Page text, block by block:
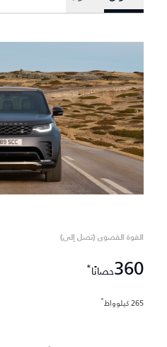
القوة القصوى (تصل إلى)
360حصانًا*
265 كيلوواط *